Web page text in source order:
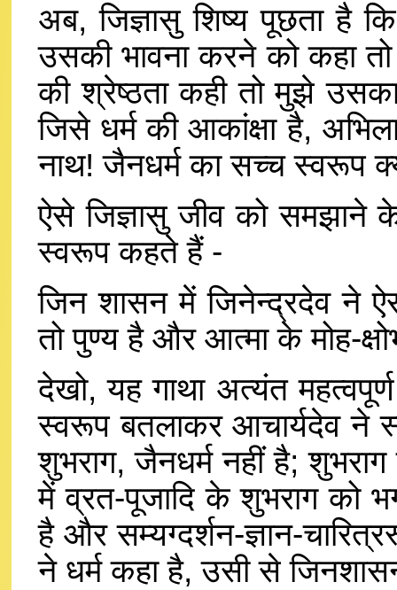
अब, जिज्ञासु शिष्य पूछता है
उसकी भावना करने को कहा
की श्रेष्ठता कही तो मुझे
जिसे धर्म की आकांक्षा है,
नाथ! जैनधर्म का सच्च स्वरूप
ऐसे जिज्ञासु जीव को समझाने
स्वरूप कहते हैं -
जिन शासन में जिनेन्द्रदेव ने
तो पुण्य है और आत्मा के मोह-
देखो, यह गाथा अत्यंत
स्वरूप बतलाकर आचार्यदेव ने
शुभराग, जैनधर्म नहीं है; शुभराग
में व्रत-पूजादि के शुभराग को
है और सम्यग्दर्शन-ज्ञान-
ने धर्म कहा है, उसी से